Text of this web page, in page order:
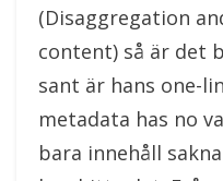
(Disaggregation
content) så är det
sant är hans one-
metadata has no
bara innehåll